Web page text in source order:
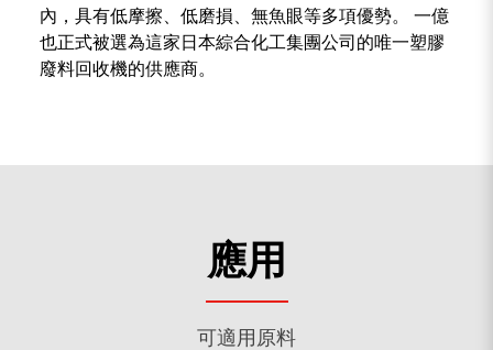
內，具有低摩擦、低磨損、無魚眼等多項優勢。 一億
也正式被選為這家日本綜合化工集團公司的唯一塑膠
廢料回收機的供應商。
應用
可適用原料